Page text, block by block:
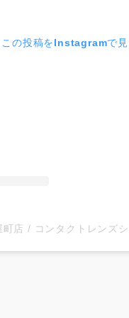
この投稿をInstagramで見
店 / コンタクトレンズ